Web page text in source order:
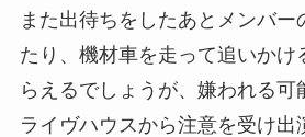
また出待ちをしたあとメンバー
たり、機材車を走って追いかけ
らえるでしょうが、嫌われる可
ライヴハウスから注意を受け出